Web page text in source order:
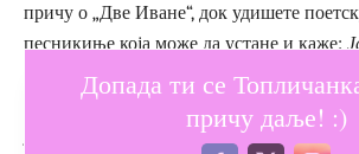
причу о „Две Иване“, док удишете
песникиње која може да устане и каже:
вама ће се расцветати пролеће. Свака
мала лекција о борби за љубав, која је за
јасно и очигледно, борба за живот. Тамо
Допада ти се
причу даље! :)